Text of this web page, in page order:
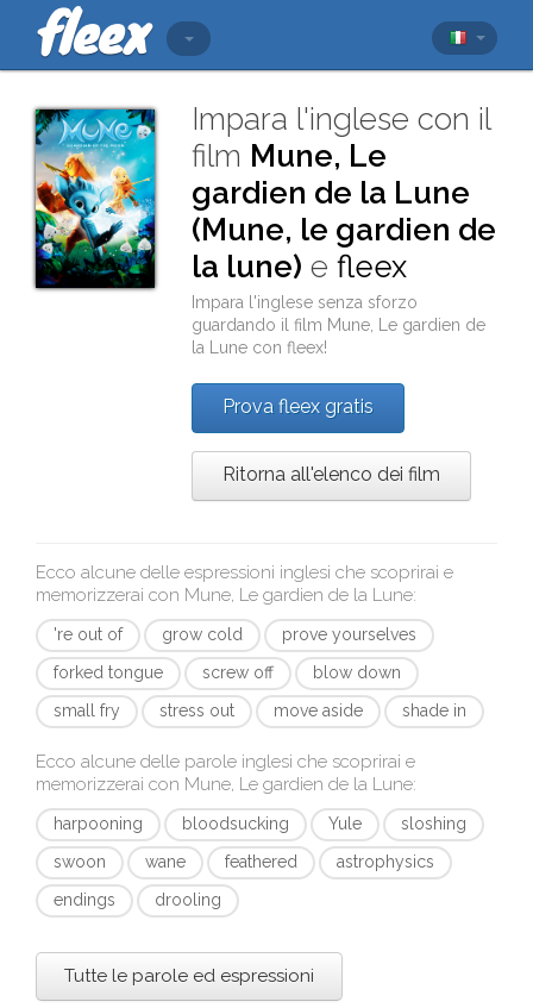
Impara l'inglese con il
film Mune, Le
gardien de la Lune
(Mune, le gardien de
la lune) efleex
Impara l'inglese senza sforzo
guardando il film Mune, Le gardien de
la Lune confleex!
Prova fleex gratis
Ritorna all'elenco dei film
Ecco alcune delle espressioni inglesi che scoprirai e
memorizzerai con Mune, Le gardien de la Lune:
're out of grow cold
prove yourselves
forked tongue
screw off
blow down
small fry
stress out move aside shade in
Ecco alcune delle parole inglesi che scoprirai e
memorizzerai con Mune, Le gardien de la Lune:
harpooning bloodsucking Yule
sloshing
swoon
wane feathered
astrophysics
endings
drooling
Tutte le parole ed espressioni